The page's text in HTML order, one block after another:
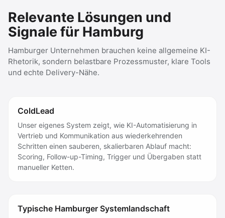
Relevante Lösungen und
Signale für Hamburg
Hamburger Unternehmen brauchen keine allgemeine KI-
Rhetorik, sondern belastbare Prozessmuster, klare Tools
und echte Delivery-Nähe.
ColdLead
Unser eigenes System zeigt, wie KI-Automatisierung in
Vertrieb und Kommunikation aus wiederkehrenden
Schritten einen sauberen, skalierbaren Ablauf macht:
Scoring, Follow-up-Timing, Trigger und Übergaben statt
manueller Ketten.
Typische Hamburger Systemlandschaft